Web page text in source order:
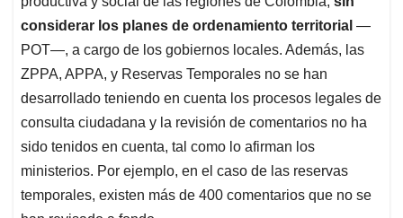
considerar los planes de ordenamiento territorial —
POT—, a cargo de los gobiernos locales. Además, las
ZPPA, APPA, y Reservas Temporales no se han
desarrollado teniendo en cuenta los procesos legales de
consulta ciudadana y la revisión de comentarios no ha
sido tenidos en cuenta, tal como lo afirman los
ministerios. Por ejemplo, en el caso de las reservas
temporales, existen más de 400 comentarios que no se